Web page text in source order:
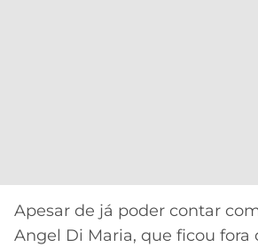
CASSINOS
ONLINE
2026
GRÊMIO
LALIGA
Apesar de já poder contar
Angel Di Maria, que ficou fora